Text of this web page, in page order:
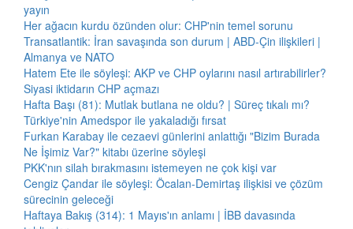
yayın
Her ağacın kurdu özünden olur: CHP'nin temel sorunu
Transatlantik: İran savaşında son durum | ABD-Çin ilişkileri |
Almanya ve NATO
Hatem Ete ile söyleşi: AKP ve CHP oylarını nasıl artırabilirler?
Siyasi iktidarın CHP açmazı
Hafta Başı (81): Mutlak butlana ne oldu? | Süreç tıkalı mı?
Türkiye'nin Amedspor ile yakaladığı fırsat
Furkan Karabay ile cezaevi günlerini anlattığı "Bizim Burada
Ne İşimiz Var?" kitabı üzerine söyleşi
PKK'nın silah bırakmasını istemeyen ne çok kişi var
Cengiz Çandar ile söyleşi: Öcalan-Demirtaş ilişkisi ve çözüm
sürecinin geleceği
Haftaya Bakış (314): 1 Mayıs'ın anlamı | İBB davasında